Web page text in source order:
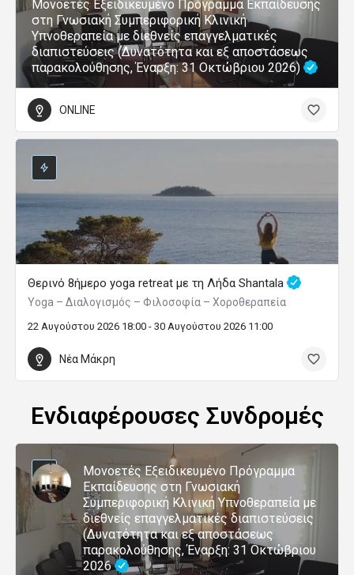
Μονοετές Εξειδικευμένο Πρόγραμμα Εκπαίδευσης
στη Γνωσιακή Συμπεριφορική Κλινική
Υπνοθεραπεία με διεθνείς επαγγελματικές
διαπιστεύσεις (Δυνατότητα και εξ αποστάσεως
παρακολούθησης, Έναρξη: 31 Οκτώβριου 2026)
ONLINE
Θερινό 8ήμερο yoga retreat με τη Λήδα Shantala
Yoga – Διαλογισμός – Φιλοσοφία – Χοροθεραπεία
22 Αυγούστου 2026 18:00 - 30 Αυγούστου 2026 11:00
Νέα Μάκρη
Ενδιαφέρουσες Συνδρομές
Μονοετές Εξειδικευμένο Πρόγραμμα
Εκπαίδευσης στη Γνωσιακή
Συμπεριφορική Κλινική Υπνοθεραπεία με
διεθνείς επαγγελματικές διαπιστεύσεις
(Δυνατότητα και εξ αποστάσεως
παρακολούθησης, Έναρξη: 31 Οκτώβριου
2026